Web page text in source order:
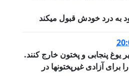
به درد خودش قبول میکند
یوغ پنجابی و پختون خارج کنند.
برای آزادی غیرپختونها در